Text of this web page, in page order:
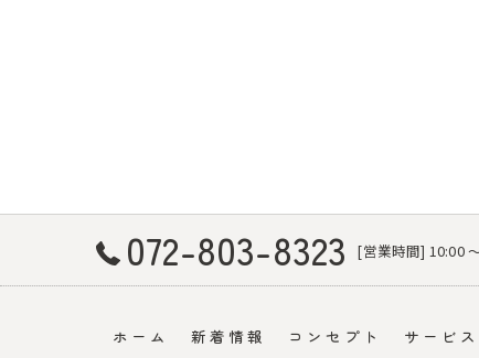
072-803-8323 [営業時間] 10:00
ホーム 新着情報 コンセプト サービス